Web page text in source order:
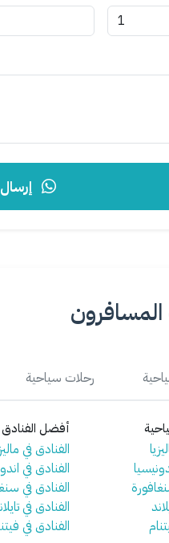
إرسال الطلب
رحلات سياحية
أفضل الفنادق
الفنادق في
الفنادق في
الفنادق في
الفنادق في
الفنادق في